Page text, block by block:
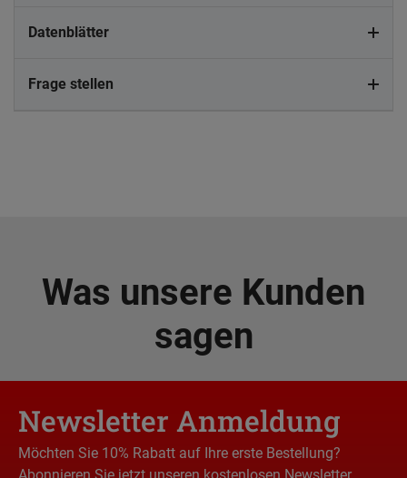
Datenblätter
Frage stellen
Was unsere Kunden
sagen
Newsletter Anmeldung
Möchten Sie 10% Rabatt auf Ihre erste Bestellung?